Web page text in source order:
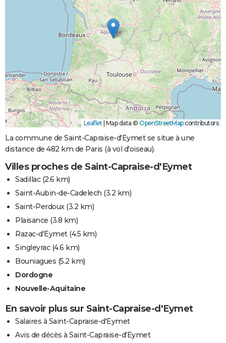
Leaflet Map data © OpenStreetMapcontributors
La commune de Saint-Capraise-d'Eymet se situe à une
distance de 482 km de Paris (à vol d'oiseau).
Villes proches de Saint-Capraise-d'Eymet
Sadillac(2.6 km)
Saint-Aubin-de-Cadelech (3.2 km)
Saint-Perdoux(3.2 km)
Plaisance (3.8 km)
Razac-d'Eymet(4.5 km)
Singleyrac(4.6 km)
Bouniagues (5.2 km)
Dordogne
Nouvelle-Aquitaine
En savoir plus sur Saint-Capraise-d'Eymet
Salaires à Saint-Capraise-d'Eymet
Avis de décès à Saint-Capraise-d'Eymet